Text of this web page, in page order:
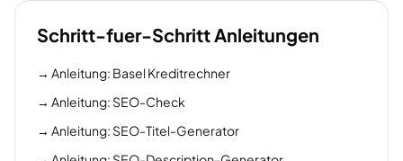
Schritt-fuer-Schritt Anleitungen
→ Anleitung: Basel Kreditrechner
→ Anleitung: SEO-Check
→ Anleitung: SEO-Titel-Generator